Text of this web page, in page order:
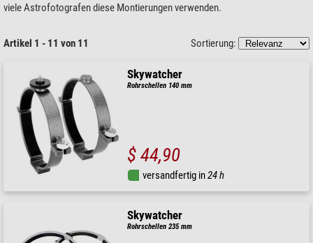
viele Astrofotografen diese Montierungen verwenden.
Artikel 1 - 11 von 11 Sortierung:
Skywatcher
Rohrschellen 140 mm
$ 44,90
versandfertig in24 h
Skywatcher
Rohrschellen 235 mm